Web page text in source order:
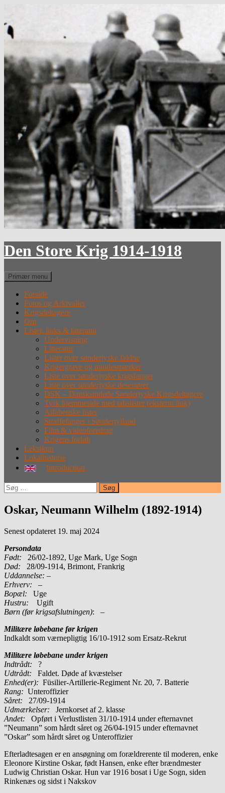
indhold
Den Store Krig 1914-1918
Søg
Primær menu
Forside
Fotos og Arkivalier
Krigsdeltagere
Om
Lister, links & litteratur
Undervisning
Litteratur
Lister over sønderjyske faldne
Krigergrave og mindesmærker
Liste over sønderjyske krigsfanger
Liste over sønderjyske desertører
DSK – Dansksindede Sønderjyske Krigsdeltagere
Tysk hjemmeside med tabslister (eksternt link)
Alfabetiske lister
Straffefanger i Sønderjylland
Film & videoforedrag
Krigens forløb
Leksikon
Lokalhistorie
Introduction
Søg
efter:
Oskar, Neumann Wilhelm (1892-1914)
Senest opdateret 19. maj 2024
Persondata
Født: 26/02-1892, Uge Mark, Uge Sogn
Død: 28/09-1914, Brimont, Frankrig
Uddannelse: –
Erhverv: –
Bopæl: Uge
Hustru: Ugift
Børn (før krigsafslutningen): –
Militære løbebane før krigen
Indkaldt som værnepligtig 16/10-1912 som Ersatz-Rekrut
Militære løbebane under krigen
Indtrådt: ?
Udtrådt: Faldet. Døde af kvæstelser
Enhed(er): Füsilier-Artillerie-Regiment Nr. 20, 7. Batterie
Rang: Unteroffizier
Såret:
27/09-1914
Udmærkelser: Jernkorset af 2. klasse
Andet: Opført i Verlustlisten 31/10-1914 under efternavnet
”Neumann” som hårdt såret og 26/04-1915 under efternavnet
”Oskar” som hårdt såret og Unteroffizier
Efterladtesagen er en ansøgning om forældrerente til moderen, enke
Eleonore Kirstine Oskar, født Hansen, enke efter brændmester
Ludwig Christian Oskar. Hun var 1916 bosat i Uge Sogn, siden
Rinkenæs og sidst i Nakskov